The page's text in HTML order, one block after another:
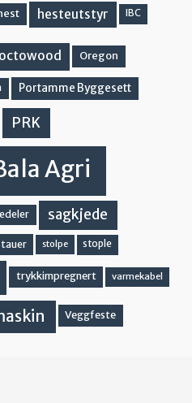
hesteutstyr IBC
octowood Oregon
Portamme Byggesett
PRK
Agri
sagkjede
stolpe stople
trykkimpregnert varmekabel
Veggfeste